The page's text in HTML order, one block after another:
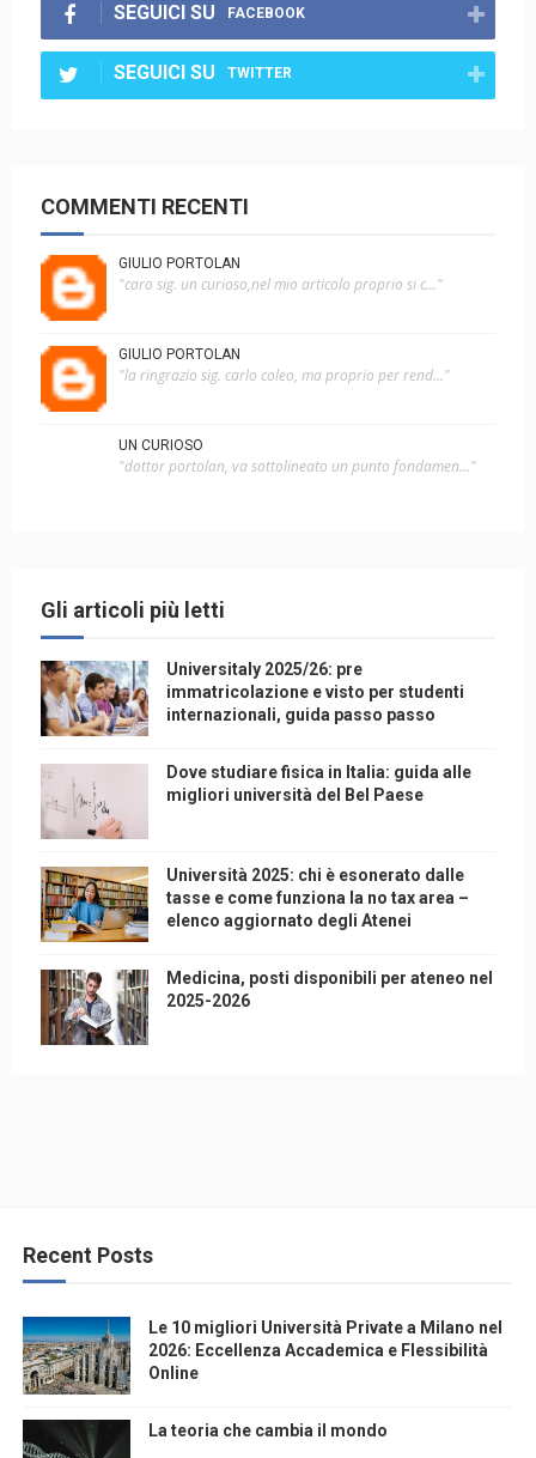
SEGUICI SU FACEBOOK
SEGUICI SU TWITTER
COMMENTI RECENTI
GIULIO PORTOLAN
"caro sig. un curioso,nel mio articolo proprio si c..."
GIULIO PORTOLAN
"la ringrazio sig. carlo coleo, ma proprio per rend..."
UN CURIOSO
"dottor portolan, va sottolineato un punto fondamen..."
Gli articoli più letti
Universitaly 2025/26: pre
immatricolazione e visto per studenti
internazionali, guida passo passo
Dove studiare fisica in Italia: guida alle
migliori università del Bel Paese
Università 2025: chi è esonerato dalle
tasse e come funziona la no tax area –
elenco aggiornato degli Atenei
Medicina, posti disponibili per ateneo nel
2025-2026
Recent Posts
Le 10 migliori Università Private a Milano nel
2026: Eccellenza Accademica e Flessibilità
Online
La teoria che cambia il mondo